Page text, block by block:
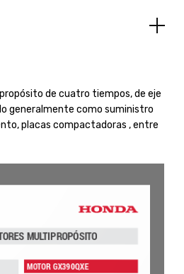
de cuatro tiempos, de eje
generalmente como suministro
placas compactadoras , entre